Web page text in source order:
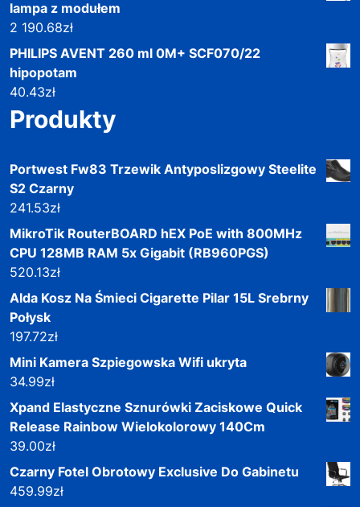
lampa z modułem
2 190.68zł
PHILIPS AVENT 260 ml 0M+ SCF070/22
hipopotam
40.43zł
Produkty
Portwest Fw83 Trzewik Antyposlizgowy Steelite
S2 Czarny
241.53zł
MikroTik RouterBOARD hEX PoE with 800MHz
CPU 128MB RAM 5x Gigabit (RB960PGS)
520.13zł
Alda Kosz Na Śmieci Cigarette Pilar 15L Srebrny
Połysk
197.72zł
Mini Kamera Szpiegowska Wifi ukryta
34.99zł
Xpand Elastyczne Sznurówki Zaciskowe Quick
Release Rainbow Wielokolorowy 140Cm
39.00zł
Czarny Fotel Obrotowy Exclusive Do Gabinetu
459.99zł